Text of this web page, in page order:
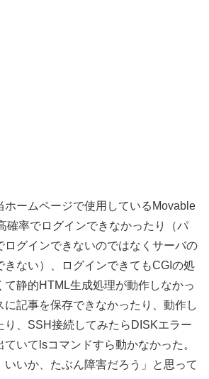
ホームページで使用しているMovable
確率でログインできなかったり（パ
ログインできないのではなくサーバの
きない）、ログインできてもCGIの処
て静的HTML生成処理が動作しなかっ
に記事を保存できなかったり、動作し
り、SSH接続してみたらDISKエラー
いてlsコマンドすら動かなかった。
いいか、たぶん障害だろう」と思って